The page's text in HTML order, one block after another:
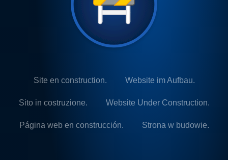
Site en construction. Website im Aufbau.
Sito in costruzione. Website Under Construction.
Página web en construcción. Strona w budowie.